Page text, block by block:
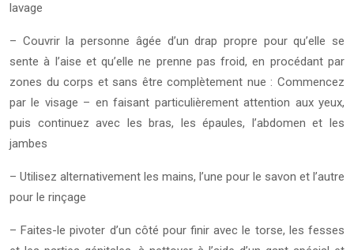
lavage
– Couvrir la personne âgée d’un drap propre pour qu’elle se
sente à l’aise et qu’elle ne prenne pas froid, en procédant par
zones du corps et sans être complètement nue : Commencez
par le visage – en faisant particulièrement attention aux yeux,
puis continuez avec les bras, les épaules, l’abdomen et les
jambes
– Utilisez alternativement les mains, l’une pour le savon et l’autre
pour le rinçage
– Faites-le pivoter d’un côté pour finir avec le torse, les fesses